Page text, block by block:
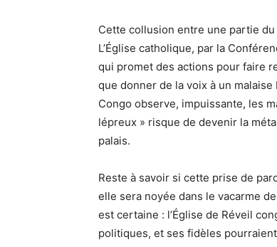
Cette collusion entre une partie
L’Église catholique, par la
qui promet des actions pour faire
que donner de la voix à un
Congo observe, impuissante, les
lépreux » risque de devenir la
palais.
Reste à savoir si cette prise de
elle sera noyée dans le vacarme
est certaine : l’Église de Réveil
politiques, et ses fidèles